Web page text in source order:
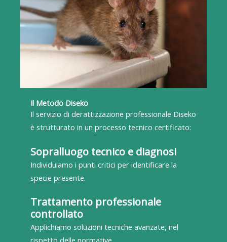
Il Metodo Diseko
Il servizio di derattizzazione professionale Diseko
è strutturato in un processo tecnico certificato:
Sopralluogo tecnico e diagnosi
Individuiamo i punti critici per identificare la
specie presente.
Trattamento professionale
controllato
Applichiamo soluzioni tecniche avanzate, nel